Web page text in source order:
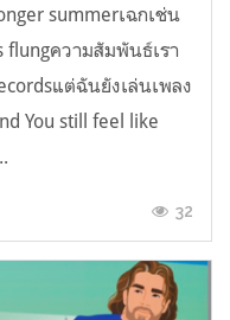
summerเฉกเช่น
flungความสัมพันธ์เรา
แต่ฉันยังเล่นเพลง
You still feel like
32